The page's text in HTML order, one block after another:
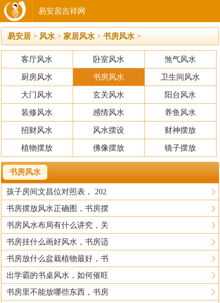
易安居吉祥网
易安居 > 风水 > 家居风水 > 书房风水 >
客厅风水 卧室风水 煞气风水
厨房风水 书房风水 卫生间风水
大门风水 玄关风水 阳台风水
装修风水 感情风水 养鱼风水
招财风水 风水摆设 财神摆放
植物摆放 佛像摆放 镜子摆放
书房风水
孩子房间文昌位对照表， 202
书房摆放风水正确图，书房摆
书房风水布局有什么讲究，关
书房挂什么画好风水，书房适
书房放什么盆栽植物最好，书
出学霸的书桌风水，如何催旺
书房里不能放哪些东西，书房